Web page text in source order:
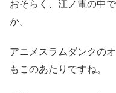
おそらく、江ノ電の中
か。
アニメスラムダンクの
もこのあたりですね。